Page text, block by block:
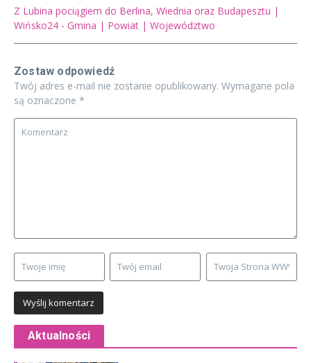
Z Lubina pociągiem do Berlina, Wiednia oraz Budapesztu |
Wińsko24 - Gmina | Powiat | Województwo
Zostaw odpowiedź
Twój adres e-mail nie zostanie opublikowany. Wymagane pola
są oznaczone *
Aktualności